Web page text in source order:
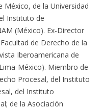
México, de la Universidad
Instituto de
(México). Ex-Director
de Derecho de la
Iberoamericana de
México). Miembro de
Procesal, del Instituto
del Instituto
de la Asociación